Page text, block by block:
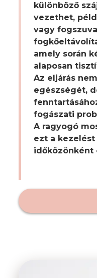
különböző
vezethet,
vagy
amely során
alaposan
Az eljárás
egészségét,
fogászati
A ragyogó
ezt a
időközönként